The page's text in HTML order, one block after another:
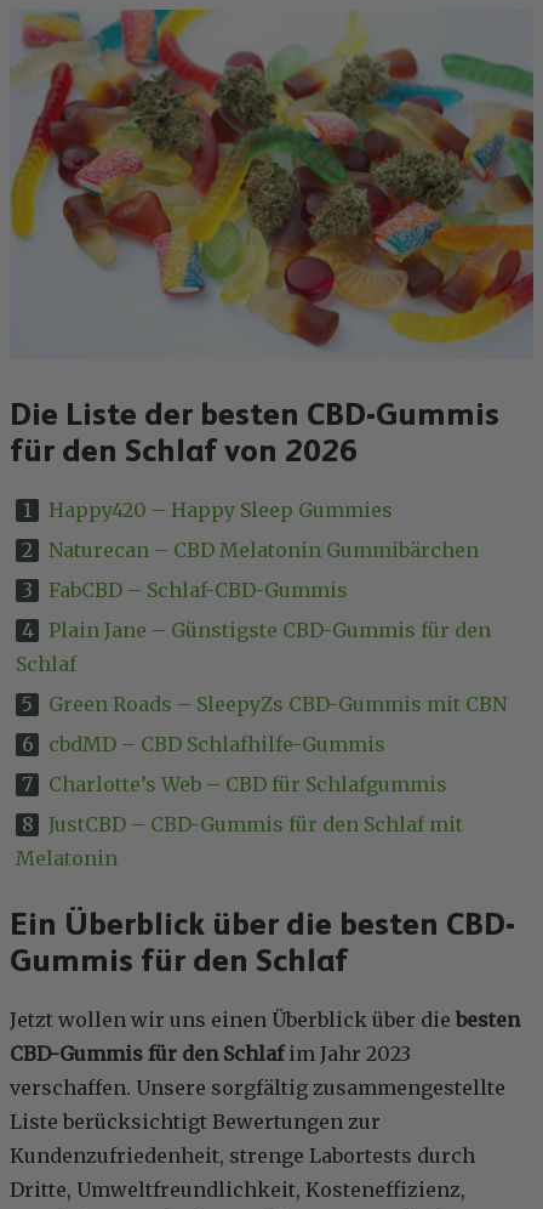
Die Liste der besten CBD-Gummis
für den Schlaf von 2026
Happy420 – Happy Sleep Gummies
Naturecan – CBD Melatonin Gummibärchen
FabCBD – Schlaf-CBD-Gummis
Plain Jane – Günstigste CBD-Gummis für den
Schlaf
Green Roads – SleepyZs CBD-Gummis mit CBN
cbdMD – CBD Schlafhilfe-Gummis
Charlotte’s Web – CBD für Schlafgummis
JustCBD – CBD-Gummis für den Schlaf mit
Melatonin
Ein Überblick über die besten CBD-
Gummis für den Schlaf
Jetzt wollen wir uns einen Überblick über diebesten
CBD-Gummis für den Schlafim Jahr 2023
verschaffen. Unsere sorgfältig zusammengestellte
Liste berücksichtigt Bewertungen zur
Kundenzufriedenheit, strenge Labortests durch
Dritte, Umweltfreundlichkeit, Kosteneffizienz,